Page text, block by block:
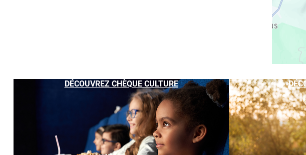
DÉCOUVREZ CHÈQUE CULTURE